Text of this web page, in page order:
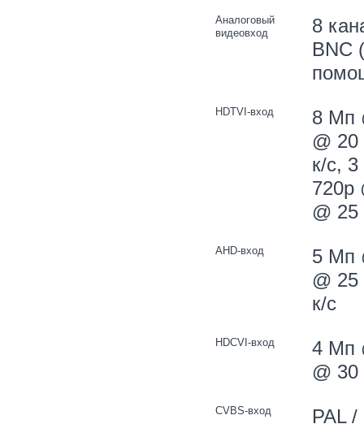
Аналоговый
видеовход
8
BNC
HDTVI-вход
8 Мп
@
к/с,
720p
@ 25
AHD-вход
5 Мп
@ 25
к/с
HDCVI-вход
4 Мп
@ 30
CVBS-вход PAL